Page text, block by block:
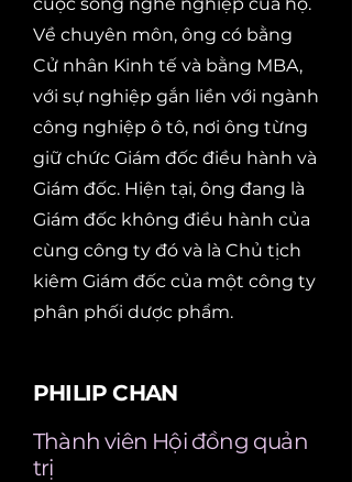
Về chuyên môn, ông có bằng
Cử nhân Kinh tế và bằng MBA,
với sự nghiệp gắn liền với ngành
công nghiệp ô tô, nơi ông từng
giữ chức Giám đốc điều hành và
Giám đốc. Hiện tại, ông đang là
Giám đốc không điều hành của
cùng công ty đó và là Chủ tịch
kiêm Giám đốc của một công ty
phân phối dược phẩm.
PHILIP CHAN
Thành viên Hội đồng quản
trị